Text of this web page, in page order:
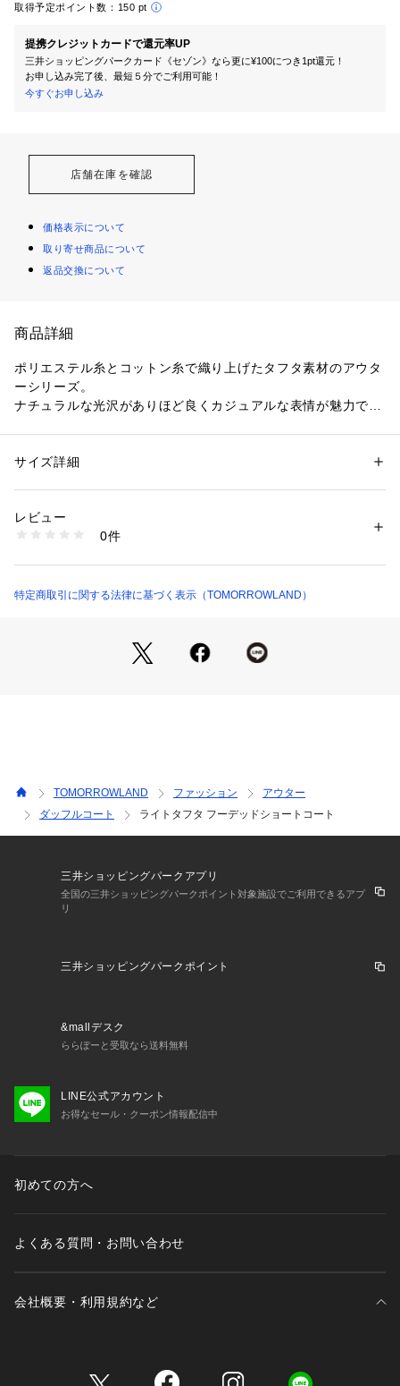
取得予定ポイント数： 150 pt
提携クレジットカードで還元率UP
三井ショッピングパークカード《セゾン》なら更に¥100につき1pt還元！
お申し込み完了後、最短５分でご利用可能！
今すぐお申し込み
店舗在庫を確認
価格表示について
取り寄せ商品について
返品交換について
商品詳細
ポリエステル糸とコットン糸で織り上げたタフタ素材のアウタ
ーシリーズ。
ナチュラルな光沢がありほど良くカジュアルな表情が魅力で
ショートコートは胸元と袖口にギャザーを寄せ、ふんわりとし
ただけます。
スタイリングに軽やかな雰囲気を演出してくれる、季節の変わ
店舗にお問い合わせの際は、下記の商品番号をお申し付けくだ
性別：レディース
素材：ポリエステル71％　コットン29％
洗濯：手洗い、漂白不可、タンブル乾燥不可、自然乾燥、アイロン仕上げ
可、ドライ可、ウエットクリーニング可
商品番号：1095000000941 （モール）
サイズ詳細
レビュー
0件
特定商取引に関する法律に基づく表示（TOMORROWLAND）
TOMORROWLAND ファッション
アウター
ダッフルコート
ライトタフタ フーデッドショートコート
三井ショッピングパークアプリ
全国の三井ショッピングパークポイント対象施設でご利用できるアプ
リ
三井ショッピングパークポイント
&mallデスク
ららぽーと受取なら送料無料
LINE公式アカウント
お得なセール・クーポン情報配信中
初めての方へ
よくある質問・お問い合わせ
会社概要・利用規約など